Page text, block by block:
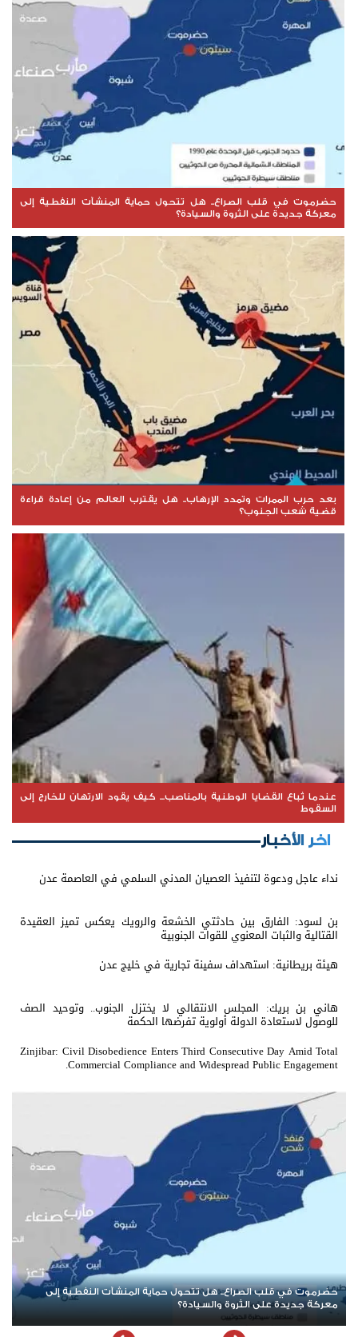
حضرموت في قلب الصراع.. هل تتحول حماية المنشآت النفطية إلى
معركة جديدة على الثروة والسيادة؟
بعد حرب الممرات وتمدد الإرهاب.. هل يقترب العالم من إعادة قراءة
قضية شعب الجنوب؟
عندما تُباع القضايا الوطنية بالمناصب... كيف يقود الارتهان للخارج إلى
السقوط
اخر الأخبار
نداء عاجل ودعوة لتنفيذ العصيان المدني السلمي في العاصمة عدن
بن لسود: الفارق بين حادثتي الخشعة والرويك يعكس تميز العقيدة
القتالية والثبات المعنوي للقوات الجنوبية
هيئة بريطانية: استهداف سفينة تجارية في خليج عدن
هاني بن بريك: المجلس الانتقالي لا يختزل الجنوب.. وتوحيد الصف
للوصول لاستعادة الدولة أولوية تفرضها الحكمة
Zinjibar: Civil Disobedience Enters Third Consecutive Day Amid Total
Commercial Compliance and Widespread Public Engagement.
بعد حرب الممرات وتمدد الإرهاب.. هل يقترب العالم من إعادة قراءة
قضية شعب الجنوب؟